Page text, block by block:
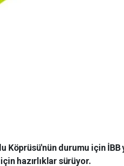
Köprüsü'nün durumu için
hazırlıklar sürüyor.